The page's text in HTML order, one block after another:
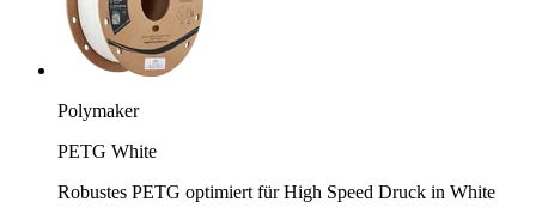
Polymaker
PETG White
Robustes PETG optimiert für High Speed Druck in White